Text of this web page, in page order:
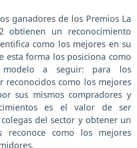
ganadores de los Premios La
obtienen un reconocimiento
como los mejores en su
esta forma los posiciona como
a seguir: para los
reconocidos como los mejores
sus mismos compradores y
es el valor de ser
del sector y obtener un
reconoce como los mejores